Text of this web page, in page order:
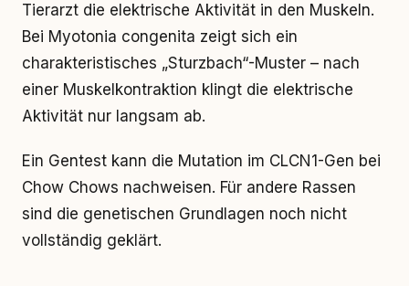
Tierarzt die elektrische Aktivität in den Muskeln.
Bei Myotonia congenita zeigt sich ein
charakteristisches „Sturzbach“-Muster – nach
einer Muskelkontraktion klingt die elektrische
Aktivität nur langsam ab.
Ein Gentest kann die Mutation im CLCN1-Gen bei
Chow Chows nachweisen. Für andere Rassen
sind die genetischen Grundlagen noch nicht
vollständig geklärt.